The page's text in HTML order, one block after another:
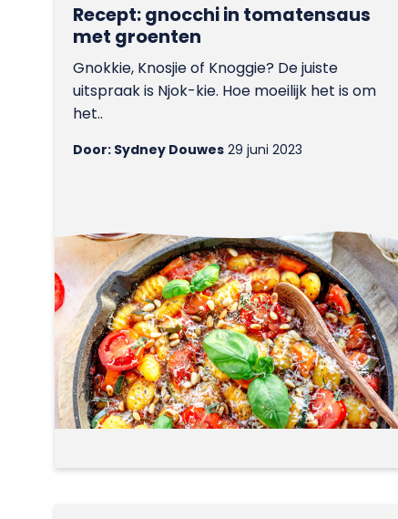
Recept: gnocchi in tomatensaus
met groenten
Gnokkie, Knosjie of Knoggie? De juiste
uitspraak is Njok-kie. Hoe moeilijk het is om
het..
Door: Sydney Douwes 29 juni 2023